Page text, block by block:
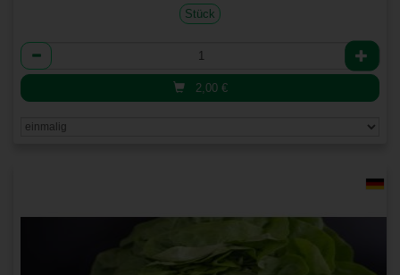
Stück
Anzahl
2,00 €